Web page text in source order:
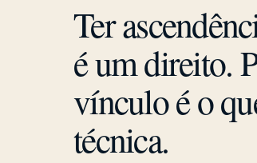
Ter
é um direito.
vínculo é o
técnica.